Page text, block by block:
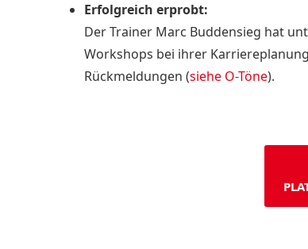
Erfolgreich erprobt:
Der Trainer Marc Buddensieg hat
Workshops bei ihrer
Rückmeldungen (siehe O-Töne).